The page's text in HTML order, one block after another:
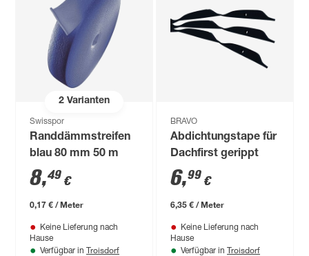
2Varianten
Swisspor
Randdämmstreifen
blau 80 mm 50 m
8,49 €
0,17 € / Meter
Keine Lieferung nach
Hause
Verfügbar in Troisdorf
BRAVO
Abdichtungstape für
Dachfirst gerippt
6,99 €
6,35 € / Meter
Keine Lieferung nach
Hause
Verfügbar in Troisdorf